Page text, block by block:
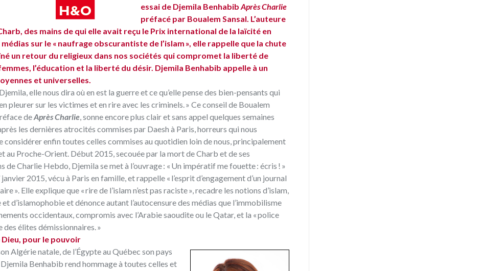
essai de Djemila Benhabib Après Charlie
préfacé par Boualem Sansal. L’auteure
des mains de qui elle avait reçu le Prix international de la laïcité en
sur le « naufrage obscurantiste de l’islam », elle rappelle que la chute
un retour du religieux dans nos sociétés qui compromet la liberté de
l’éducation et la liberté du désir. Djemila Benhabib appelle à un
et universelles.
elle nous dira où en est la guerre et ce qu’elle pense des bien-pensants qui
pleurer sur les victimes et en rire avec les criminels. » Ce conseil de Boualem
deAprès Charlie, sonne encore plus clair et sans appel quelques semaines
les dernières atrocités commises par Daesh à Paris, horreurs qui nous
considérer enfin toutes celles commises au quotidien loin de nous, principalement
au Proche-Orient. Début 2015, secouée par la mort de Charb et de ses
de Charlie Hebdo, Djemila se met à l’ouvrage : « Un impératif me fouette : écris ! »
2015, vécu à Paris en famille, et rappelle « l’esprit d’engagement d’un journal
». Elle explique que « rire de l’islam n’est pas raciste », recadre les notions d’islam,
et d’islamophobie et dénonce autant l’autocensure des médias que l’immobilisme
occidentaux, compromis avec l’Arabie saoudite ou le Qatar, et la « police
des élites démissionnaires. »
Dieu, pour le pouvoir
Algérie natale, de l’Égypte au Québec son pays
Djemila Benhabib rend hommage à toutes celles et